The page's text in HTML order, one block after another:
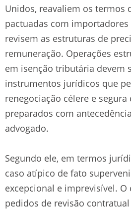
Unidos, reavaliem os termos
pactuadas com
revisem as estruturas de
remuneração. Operações
em isenção tributária devem
instrumentos jurídicos que
renegociação célere e segura
preparados com
advogado.
Segundo ele, em termos
caso atípico de fato
excepcional e imprevisível. O
pedidos de revisão